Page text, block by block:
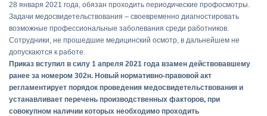
28 января 2021 года, обязан проходить периодические профосмотры.
Задачи медосвидетельствования – своевременно диагностировать
возможные профессиональные заболевания среди работников.
Сотрудники, не прошедшие медицинский осмотр, в дальнейшем не
допускаются к работе.
Приказ вступил в силу 1 апреля 2021 года взамен действовавшему
ранее за номером 302н. Новый нормативно-правовой акт
регламентирует порядок проведения медосвидетельствования и
устанавливает перечень производственных факторов, при
совокупном наличии которых необходимо проходить